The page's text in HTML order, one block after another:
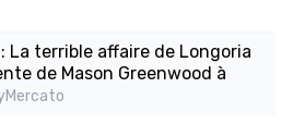
La terrible affaire de Longoria
de Mason Greenwood à